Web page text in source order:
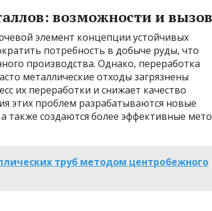
возможности и
элемент концепции устойчивых
потребность в добыче руды, что
производства. Однако, переработка
металлические отходы загрязнены
их переработки и снижает качество
этих проблем разрабатываются новые
также создаются более эффективные
труб методом центробежного